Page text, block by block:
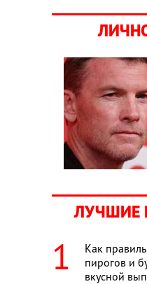
ЛУЧШИЕ
Как
пирогов и
вкусной